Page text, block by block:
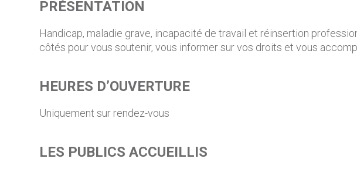
PRÉSENTATION
Handicap, maladie grave, incapacité de travail et réinsertion
côtés pour vous soutenir, vous informer sur vos droits et vous
HEURES D’OUVERTURE
Uniquement sur rendez-vous
LES PUBLICS ACCUEILLIS